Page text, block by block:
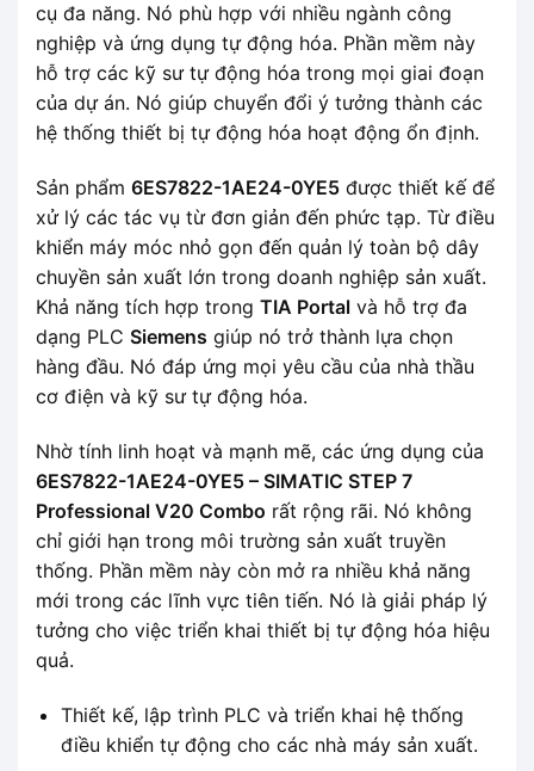
cụ đa năng. Nó phù hợp với nhiều ngành công
nghiệp và ứng dụng tự động hóa. Phần mềm này
hỗ trợ các kỹ sư tự động hóa trong mọi giai đoạn
của dự án. Nó giúp chuyển đổi ý tưởng thành các
hệ thống thiết bị tự động hóa hoạt động ổn định.
Sản phẩm 6ES7822-1AE24-0YE5 được thiết kế để
xử lý các tác vụ từ đơn giản đến phức tạp. Từ điều
khiển máy móc nhỏ gọn đến quản lý toàn bộ dây
chuyền sản xuất lớn trong doanh nghiệp sản xuất.
Khả năng tích hợp trong TIA Portal và hỗ trợ đa
dạng PLC Siemens giúp nó trở thành lựa chọn
hàng đầu. Nó đáp ứng mọi yêu cầu của nhà thầu
cơ điện và kỹ sư tự động hóa.
Nhờ tính linh hoạt và mạnh mẽ, các ứng dụng của
6ES7822-1AE24-0YE5 – SIMATIC STEP 7
Professional V20 Combo rất rộng rãi. Nó không
chỉ giới hạn trong môi trường sản xuất truyền
thống. Phần mềm này còn mở ra nhiều khả năng
mới trong các lĩnh vực tiên tiến. Nó là giải pháp lý
tưởng cho việc triển khai thiết bị tự động hóa hiệu
quả.
Thiết kế, lập trình PLC và triển khai hệ thống
điều khiển tự động cho các nhà máy sản xuất.